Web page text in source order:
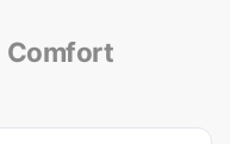
Comfort